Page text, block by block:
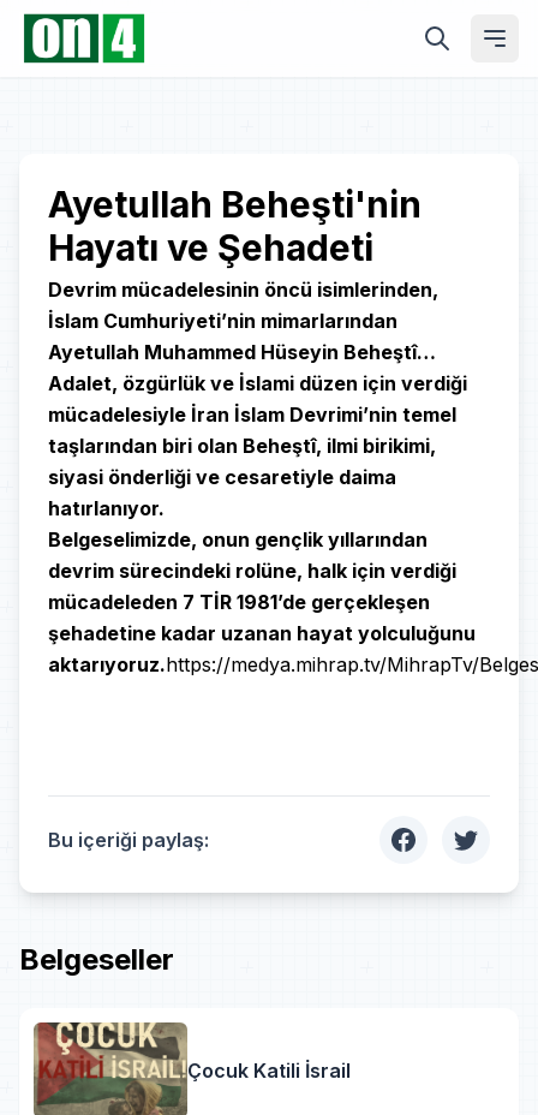
Play
Video
Ayetullah Beheşti'nin
Hayatı ve Şehadeti
Devrim mücadelesinin öncü isimlerinden,
İslam Cumhuriyeti’nin mimarlarından
Ayetullah Muhammed Hüseyin Beheştî…
Adalet, özgürlük ve İslami düzen için verdiği
mücadelesiyle İran İslam Devrimi’nin temel
taşlarından biri olan Beheştî, ilmi birikimi,
siyasi önderliği ve cesaretiyle daima
hatırlanıyor.
Belgeselimizde, onun gençlik yıllarından
devrim sürecindeki rolüne, halk için verdiği
mücadeleden 7 TİR 1981’de gerçekleşen
şehadetine kadar uzanan hayat yolculuğunu
aktarıyoruz.https://medya.mihrap.tv/MihrapTv/
Bu içeriği paylaş:
Belgeseller
Çocuk Katili İsrail